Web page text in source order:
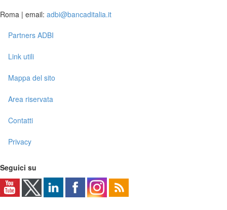
Roma | email: adbi@bancaditalia.it
Partners ADBI
Link utili
Mappa del sito
Area riservata
Contatti
Privacy
Seguici su